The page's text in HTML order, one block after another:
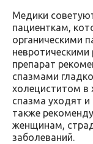
Медики
пациенткам,
органическими
препарат
спазмами
холециститом в
спазма уходят
также
женщинам,
заболеваний.